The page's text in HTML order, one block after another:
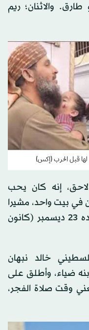
والاثنان؛ ريم
لها قبل الحرب (إكس)
إنه كان يحب
في بيت واحد، مشيرا
إلى إنها ولدت في نفس يوم ميلاده 23 ديسمبر (كانون
خالد نبهان
ضياء، وأطلق على
وقت صلاة الفجر،